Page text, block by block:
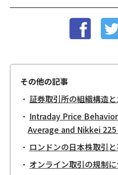
その他の記事
証券取引所の組織構造
Intraday Price
Average and Nikkei
ロンドンの日本株取引
オンライン取引の規制